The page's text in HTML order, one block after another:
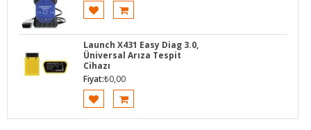
Launch X431 Easy Diag 3.0,
Üniversal Arıza Tespit
Cihazı
Fiyat:₺0,00